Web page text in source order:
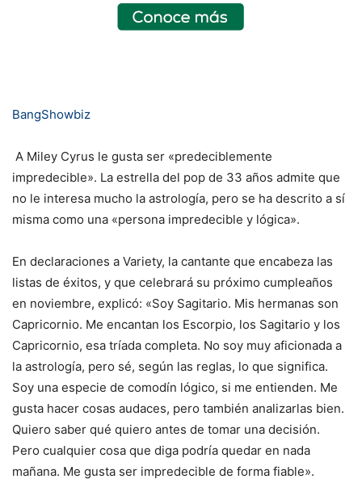
BangShowbiz
A Miley Cyrus le gusta ser «predeciblemente
impredecible». La estrella del pop de 33 años admite que
no le interesa mucho la astrología, pero se ha descrito a sí
misma como una «persona impredecible y lógica».
En declaraciones a Variety, la cantante que encabeza las
listas de éxitos, y que celebrará su próximo cumpleaños
en noviembre, explicó: «Soy Sagitario. Mis hermanas son
Capricornio. Me encantan los Escorpio, los Sagitario y los
Capricornio, esa tríada completa. No soy muy aficionada a
la astrología, pero sé, según las reglas, lo que significa.
Soy una especie de comodín lógico, si me entienden. Me
gusta hacer cosas audaces, pero también analizarlas bien.
Quiero saber qué quiero antes de tomar una decisión.
Pero cualquier cosa que diga podría quedar en nada
mañana. Me gusta ser impredecible de forma fiable».